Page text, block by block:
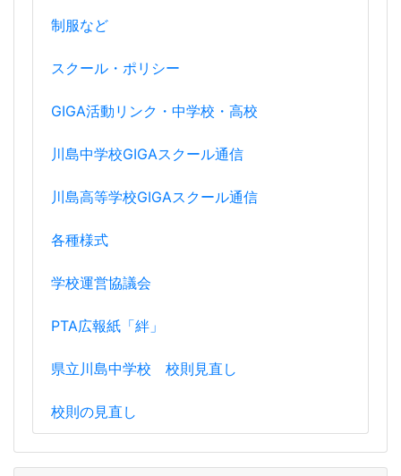
制服など
スクール・ポリシー
GIGA活動リンク・中学校・高校
川島中学校GIGAスクール通信
川島高等学校GIGAスクール通信
各種様式
学校運営協議会
PTA広報紙「絆」
県立川島中学校 校則見直し
校則の見直し